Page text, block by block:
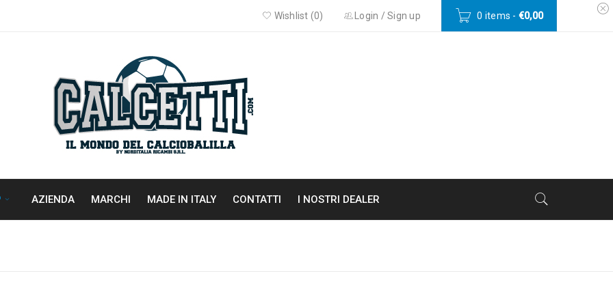
0 items - €0,00
Login / Sign up
Wishlist (0)
AZIENDA MARCHI MADE IN ITALY CONTATTI I NOSTRI DEALER